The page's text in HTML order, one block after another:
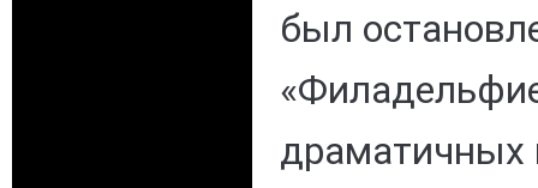
был
драматичных